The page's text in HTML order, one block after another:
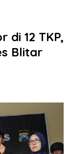
di 12 TKP,
Blitar